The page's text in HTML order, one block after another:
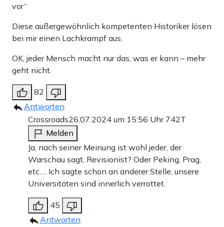
vor“
Diese außergewöhnlich kompetenten Historiker lösen
bei mir einen Lachkrampf aus.
OK, jeder Mensch macht nur das, was er kann – mehr
geht nicht.
82
Antworten
Crossroads26.07.2024 um 15:56 Uhr 742T
Melden
Ja, nach seiner Meinung ist wohl jeder, der
Warschau sagt, Revisionist? Oder Peking, Prag,
etc…. Ich sagte schon an anderer Stelle, unsere
Universitäten sind innerlich verrottet.
45
Antworten